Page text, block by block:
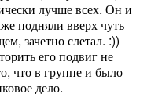
лучше всех. Он и
подняли вверх чуть
зачетно слетал. :))
его подвиг не
что в группе и было
дело.